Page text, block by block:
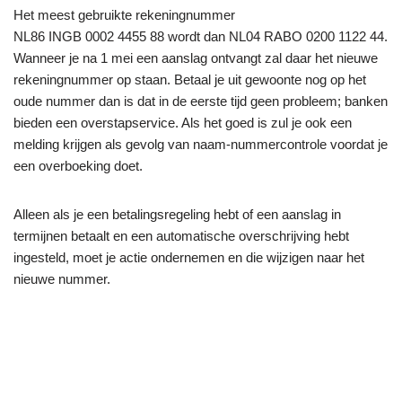
Het meest gebruikte rekeningnummer
NL86 INGB 0002 4455 88 wordt dan NL04 RABO 0200 1122 44.
Wanneer je na 1 mei een aanslag ontvangt zal daar het nieuwe
rekeningnummer op staan. Betaal je uit gewoonte nog op het
oude nummer dan is dat in de eerste tijd geen probleem; banken
bieden een overstapservice. Als het goed is zul je ook een
melding krijgen als gevolg van naam-nummercontrole voordat je
een overboeking doet.
Alleen als je een betalingsregeling hebt of een aanslag in
termijnen betaalt en een automatische overschrijving hebt
ingesteld, moet je actie ondernemen en die wijzigen naar het
nieuwe nummer.